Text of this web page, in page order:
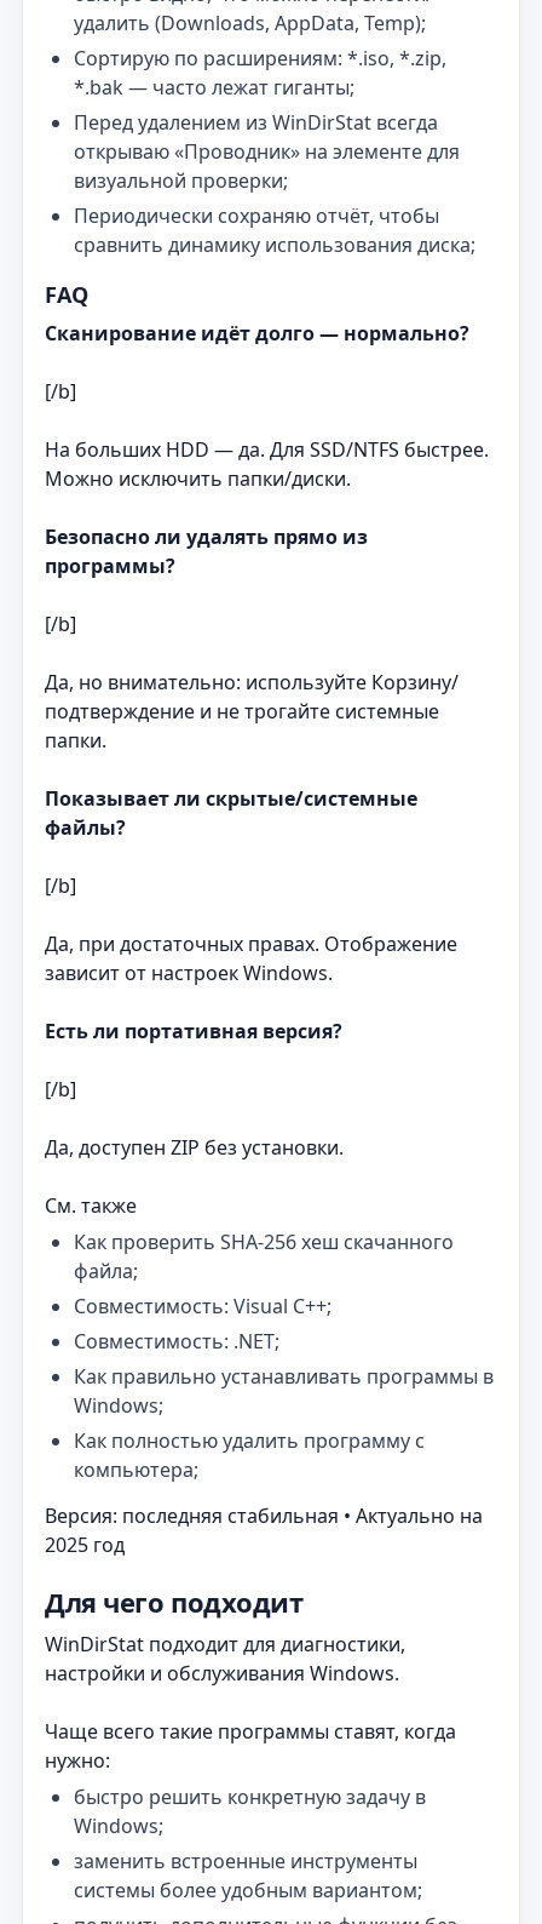
удалить (Downloads, AppData, Temp);
Сортирую по расширениям: *.iso, *.zip,
*.bak — часто лежат гиганты;
Перед удалением из WinDirStat всегда
открываю «Проводник» на элементе для
визуальной проверки;
Периодически сохраняю отчёт, чтобы
сравнить динамику использования диска;
FAQ
Сканирование идёт долго — нормально?
[/b]
На больших HDD — да. Для SSD/NTFS быстрее.
Можно исключить папки/диски.
Безопасно ли удалять прямо из
программы?
[/b]
Да, но внимательно: используйте Корзину/
подтверждение и не трогайте системные
папки.
Показывает ли скрытые/системные
файлы?
[/b]
Да, при достаточных правах. Отображение
зависит от настроек Windows.
Есть ли портативная версия?
[/b]
Да, доступен ZIP без установки.
См. также
Как проверить SHA-256 хеш скачанного
файла;
Совместимость: Visual C++;
Совместимость: .NET;
Как правильно устанавливать программы в
Windows;
Как полностью удалить программу с
компьютера;
Версия: последняя стабильная • Актуально на
2025 год
Для чего подходит
WinDirStat подходит для диагностики,
настройки и обслуживания Windows.
Чаще всего такие программы ставят, когда
нужно:
быстро решить конкретную задачу в
Windows;
заменить встроенные инструменты
системы более удобным вариантом;